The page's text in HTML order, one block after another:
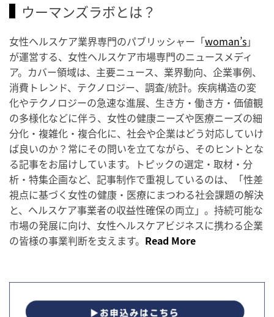
ウーマンズラボとは？
女性ヘルスケア業界専門のパブリッシャー「woman’s」
が運営する、女性ヘルスケア市場専門のニュースメディ
ア。カバー領域は、主要ニュース、業界動向、企業事例、
消費トレンド、テクノロジー、調査/統計。疾病構造の変
化やテクノロジーの急速な進展、生き方・働き方・価値観
の多様化などに伴う、女性の健康ニーズや医療ニーズの細
分化・複雑化・複合化に、社会や企業はどう対応していけ
ば良いのか？常にその問いを立てながら、そのヒントとな
る記事をお届けしています。トピックの選定・取材・分
析・特集企画など、記事制作で重視しているのは、「性差
視点に基づく女性の健康・医療にまつわる社会課題の解決
と、ヘルスケア事業者の収益性確保の両立」。持続可能な
市場の発展に向け、女性ヘルスケアビジネスに携わる企業
の皆様の事業判断を支えます。 Read More